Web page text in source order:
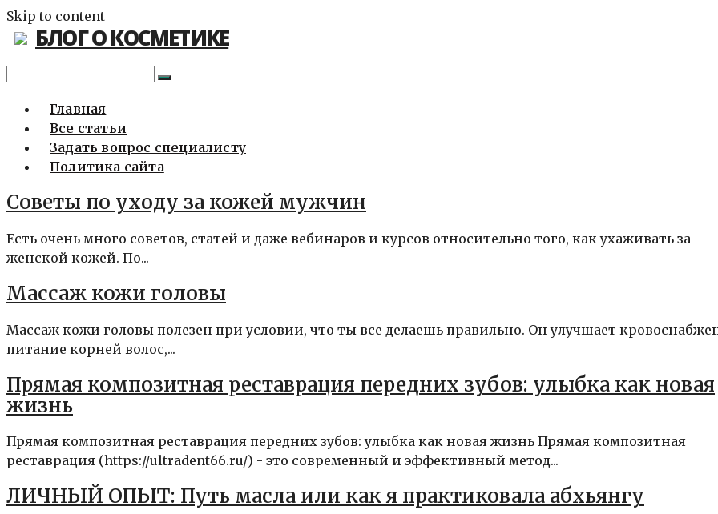
Skip to content
БЛОГ О КОСМЕТИКЕ
Главная
Все статьи
Задать вопрос специалисту
Политика сайта
Советы по уходу за кожей мужчин
Есть очень много советов, статей и даже вебинаров и курсов относительно того, как ухаживать за
женской кожей. По...
Массаж кожи головы
Массаж кожи головы полезен при условии, что ты все делаешь правильно. Он улучшает
питание корней волос,...
Прямая композитная реставрация передних зубов: улыбка как новая
жизнь
Прямая композитная реставрация передних зубов: улыбка как новая жизнь Прямая композитная
реставрация (https://ultradent66.ru/) - это современный и эффективный метод...
ЛИЧНЫЙ ОПЫТ: Путь масла или как я практиковала абхьянгу